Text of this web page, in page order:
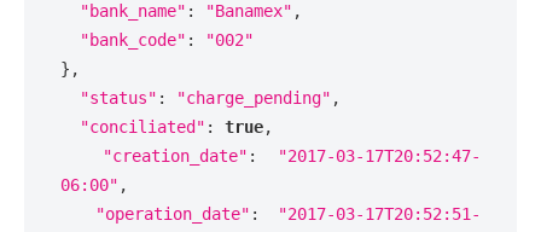
"bank_name" : "Banamex" ,
"bank_code" :
"002"
},
"status" : "charge_pending" ,
"conciliated" : true,
"creation_date" :
"2017-03-17T20:52:47-
06:00" ,
"operation_date" :
"2017-03-17T20:52:51-